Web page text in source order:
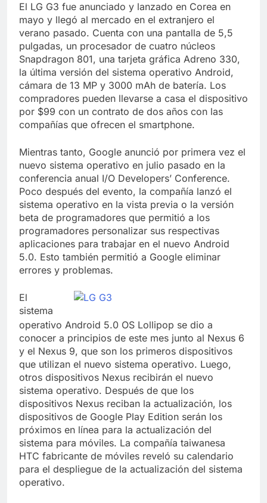
El LG G3 fue anunciado y lanzado en Corea en
mayo y llegó al mercado en el extranjero el
verano pasado. Cuenta con una pantalla de 5,5
pulgadas, un procesador de cuatro núcleos
Snapdragon 801, una tarjeta gráfica Adreno 330,
la última versión del sistema operativo Android,
cámara de 13 MP y 3000 mAh de batería. Los
compradores pueden llevarse a casa el dispositivo
por $99 con un contrato de dos años con las
compañías que ofrecen el smartphone.
Mientras tanto, Google anunció por primera vez el
nuevo sistema operativo en julio pasado en la
conferencia anual I/O Developers’ Conference.
Poco después del evento, la compañía lanzó el
sistema operativo en la vista previa o la versión
beta de programadores que permitió a los
programadores personalizar sus respectivas
aplicaciones para trabajar en el nuevo Android
5.0. Esto también permitió a Google eliminar
errores y problemas.
El
sistema
operativo Android 5.0 OS Lollipop se dio a
conocer a principios de este mes junto al Nexus 6
y el Nexus 9, que son los primeros dispositivos
que utilizan el nuevo sistema operativo. Luego,
otros dispositivos Nexus recibirán el nuevo
sistema operativo. Después de que los
dispositivos Nexus reciban la actualización, los
dispositivos de Google Play Edition serán los
próximos en línea para la actualización del
sistema para móviles. La compañía taiwanesa
HTC fabricante de móviles reveló su calendario
para el despliegue de la actualización del sistema
operativo.